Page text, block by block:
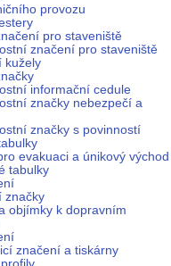
provozu
pro staveniště
značení pro staveniště
kužely
informační cedule
značky nebezpečí a
značky s povinností
evakuaci a únikový východ
tabulky
značky
objímky k dopravním
značení a tiskárny